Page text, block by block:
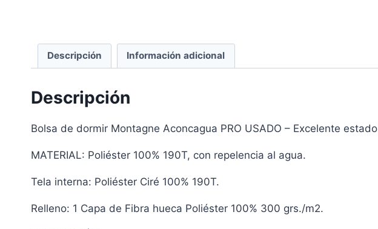
Descripción Información adicional
Descripción
Bolsa de dormir Montagne Aconcagua PRO USADO – Excelente estado
MATERIAL: Poliéster 100% 190T, con repelencia al agua.
Tela interna: Poliéster Ciré 100% 190T.
Relleno: 1 Capa de Fibra hueca Poliéster 100% 300 grs./m2.